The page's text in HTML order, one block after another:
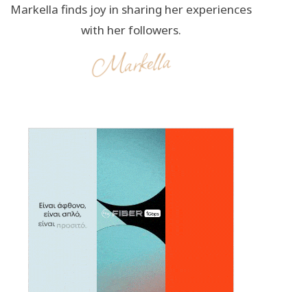
Markella finds joy in sharing her experiences
with her followers.